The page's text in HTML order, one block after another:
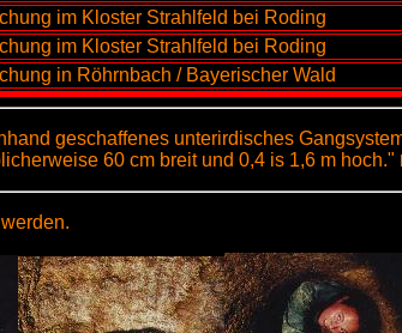
im Kloster Strahlfeld bei Roding
im Kloster Strahlfeld bei Roding
in Röhrnbach / Bayerischer Wald
geschaffenes unterirdisches
60 cm breit und 0,4 is 1,6 m hoch."